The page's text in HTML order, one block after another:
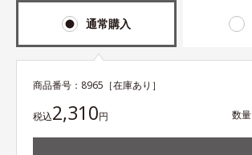
通常購入
商品番号： 8965 ［在庫あり］
税込2,310円 数量